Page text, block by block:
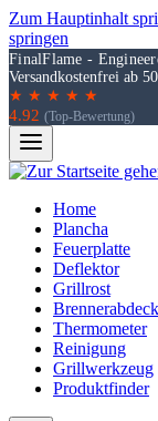
Zum Hauptinhalt
springen
FinalFlame -
Versandkostenfrei ab
★ ★ ★ ★ ★
4.92 (Top-Bewertung)
Home
Plancha
Feuerplatte
Deflektor
Grillrost
Thermometer
Reinigung
Grillwerkzeug
Produktfinder